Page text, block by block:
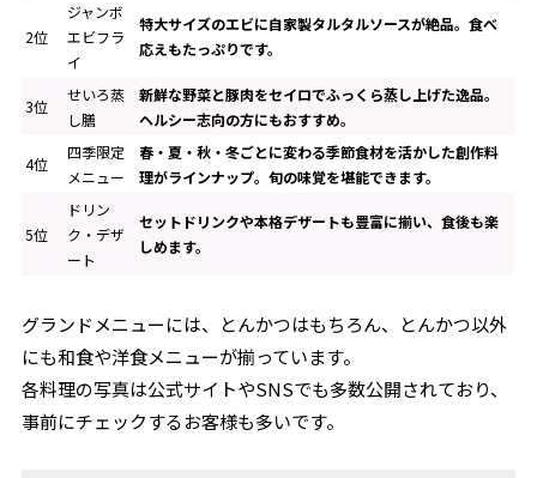
2位
ジャンボ
エビフラ
イ
特大サイズのエビに自家製タルタルソースが絶品。食べ
応えもたっぷりです。
3位
せいろ蒸
し膳
新鮮な野菜と豚肉をセイロでふっくら蒸し上げた逸品。
ヘルシー志向の方にもおすすめ。
4位
四季限定
メニュー
春・夏・秋・冬ごとに変わる季節食材を活かした創作料
理がラインナップ。旬の味覚を堪能できます。
5位
ドリン
ク・デザ
ート
セットドリンクや本格デザートも豊富に揃い、食後も楽
しめます。
グランドメニューには、とんかつはもちろん、とんかつ以外
にも和食や洋食メニューが揃っています。
各料理の写真は公式サイトやSNSでも多数公開されており、
事前にチェックするお客様も多いです。